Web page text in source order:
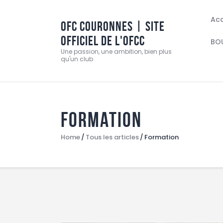
OFC COURONNES | SITE
OFFICIEL DE L'OFCC
Une passion, une ambition, bien plus
qu'un club
Formation
Home Tous les articles Formation